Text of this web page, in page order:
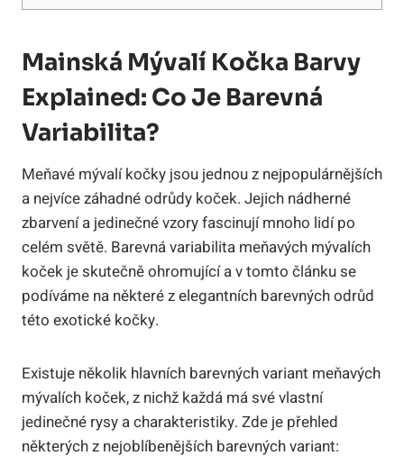
Mainská Mývalí Kočka Barvy
Explained: Co Je Barevná
Variabilita?
Meňavé mývalí kočky jsou jednou z nejpopulárnějších
a nejvíce záhadné odrůdy koček. Jejich nádherné
zbarvení a jedinečné vzory fascinují mnoho lidí po
celém světě. Barevná variabilita meňavých mývalích
koček je skutečně ohromující a v tomto článku se
podíváme na některé z elegantních barevných odrůd
této exotické kočky.
Existuje několik hlavních barevných variant meňavých
mývalích koček, z nichž každá má své vlastní
jedinečné rysy a charakteristiky. Zde je přehled
některých z nejoblíbenějších barevných variant: